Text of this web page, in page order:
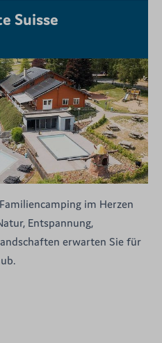
Suisse
im Herzen
Entspannung,
erwarten Sie für